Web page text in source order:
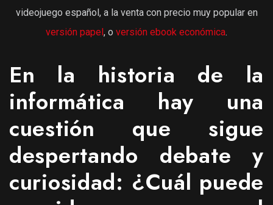
videojuego español, a la venta con precio muy popular en
versión papel , o versión ebook económica.
En la historia de la
informática hay una
cuestión que sigue
despertando debate y
curiosidad: ¿Cuál puede